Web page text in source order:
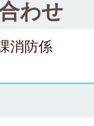
わせ
消防係